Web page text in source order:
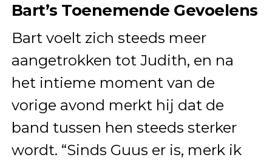
Bart’s Toenemende Gevoelens
Bart voelt zich steeds meer
aangetrokken tot Judith, en na
het intieme moment van de
vorige avond merkt hij dat de
band tussen hen steeds sterker
wordt. “Sinds Guus er is, merk ik